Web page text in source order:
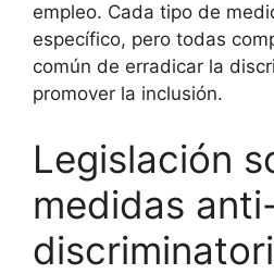
empleo. Cada tipo de
específico, pero todas
común de erradicar la
promover la inclusión.
Legislación
medidas